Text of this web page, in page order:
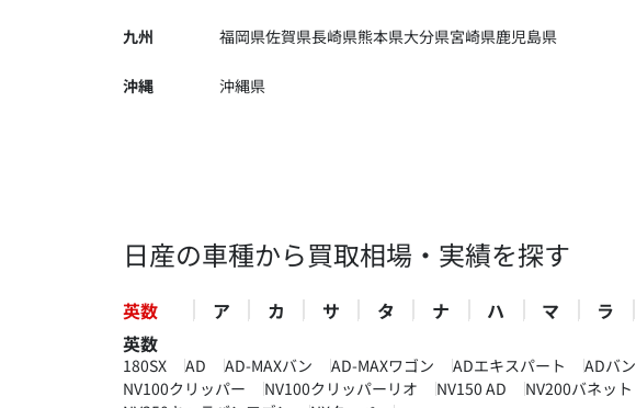
九州 福岡県佐賀県長崎県熊本県大分県宮崎県鹿児島県
沖縄 沖縄県
日産の車種から買取相場・実績を探す
英数 ア カ サ タ ナ ハ マ
ラ
英数
180SX AD AD-MAXバン AD-MAXワゴン ADエキスパート ADバン
NV100クリッパー
NV100クリッパーリオ NV150 AD NV200バネット